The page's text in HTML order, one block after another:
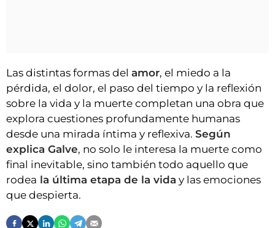
Las distintas formas del amor, el miedo a la
pérdida, el dolor, el paso del tiempo y la reflexión
sobre la vida y la muerte completan una obra que
explora cuestiones profundamente humanas
desde una mirada íntima y reflexiva. Según
explica Galve, no solo le interesa la muerte como
final inevitable, sino también todo aquello que
rodea la última etapa de la vida y las emociones
que despierta.